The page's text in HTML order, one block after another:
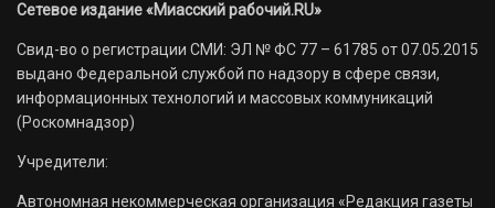
Сетевое издание «Миасский рабочий.RU»
Свид-во о регистрации СМИ: ЭЛ № ФС 77 – 61785 от 07.05.2015
выдано Федеральной службой по надзору в сфере связи,
информационных технологий и массовых коммуникаций
(Роскомнадзор)
Учредители:
Автономная некоммерческая организация «Редакция газеты